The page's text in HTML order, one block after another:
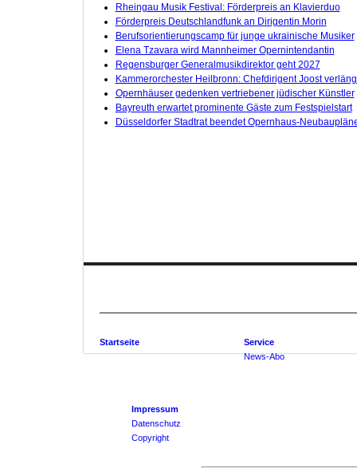
Rheingau Musik Festival: Förderpreis an Klavierduo
Förderpreis Deutschlandfunk an Dirigentin Morin
Berufsorientierungscamp für junge ukrainische Musiker
Elena Tzavara wird Mannheimer Opernintendantin
Regensburger Generalmusikdirektor geht 2027
Kammerorchester Heilbronn: Chefdirigent Joost
Opernhäuser gedenken vertriebener jüdischer Künstler
Bayreuth erwartet prominente Gäste zum Festspielstart
Düsseldorfer Stadtrat beendet Opernhaus-
Startseite
Service
News-Abo
Impressum
Datenschutz
Copyright